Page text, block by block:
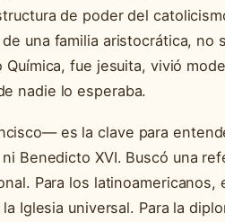
de poder del
una familia aristocrática,
Química, fue jesuita, vivió
nadie lo esperaba.
es la clave para
Benedicto XVI. Buscó una
Para los
Iglesia universal. Para la